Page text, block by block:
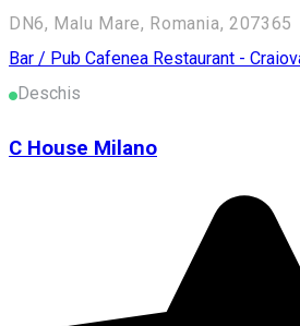
DN6, Malu Mare, Romania, 207365
Bar / Pub Cafenea Restaurant -
Deschis
C House Milano